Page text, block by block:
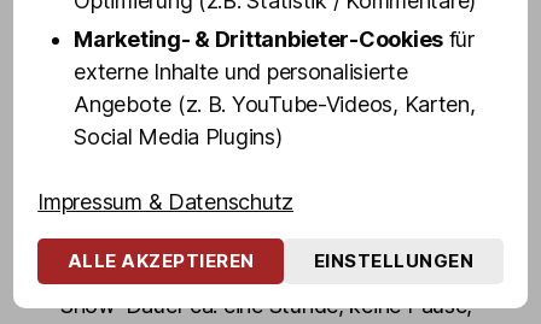
Burlesque ist die Kunst, die das Ausziehen
zelebriert und nicht die Nacktheit.
Burlesque-Tänzerinnen erzählen mit ihrer
denn Fantasie ist oft aufregender, als
nackte Tatsachen.
Show-Dauer ca. eine Stunde, keine Pause,
Marketing- & Drittanbieter-Cookies für
externe Inhalte und personalisierte
Angebote (z. B. YouTube-Videos, Karten,
Social Media Plugins)
Impressum & Datenschutz
ALLE AKZEPTIEREN EINSTELLUNGEN